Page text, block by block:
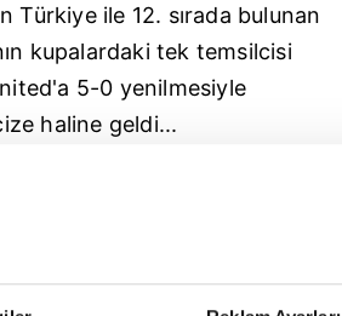
Türkiye ile 12. sırada bulunan
kupalardaki tek temsilcisi
nited'a 5-0 yenilmesiyle
haline geldi...
S
arasında fark aynı
sırada bitirme ihtimali